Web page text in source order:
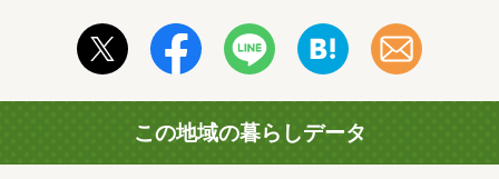
この地域の暮らしデータ